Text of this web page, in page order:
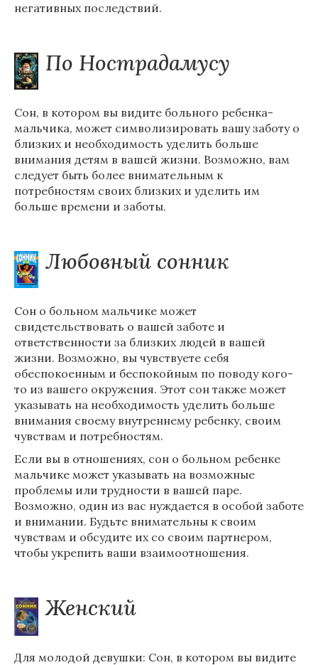
негативных последствий.
По Нострадамусу
Сон, в котором вы видите больного ребенка-
мальчика, может символизировать вашу заботу о
близких и необходимость уделить больше
внимания детям в вашей жизни. Возможно, вам
следует быть более внимательным к
потребностям своих близких и уделить им
больше времени и заботы.
Любовный сонник
Сон о больном мальчике может
свидетельствовать о вашей заботе и
ответственности за близких людей в вашей
жизни. Возможно, вы чувствуете себя
обеспокоенным и беспокойным по поводу кого-
то из вашего окружения. Этот сон также может
указывать на необходимость уделить больше
внимания своему внутреннему ребенку, своим
чувствам и потребностям.
Если вы в отношениях, сон о больном ребенке
мальчике может указывать на возможные
проблемы или трудности в вашей паре.
Возможно, один из вас нуждается в особой заботе
и внимании. Будьте внимательны к своим
чувствам и обсудите их со своим партнером,
чтобы укрепить ваши взаимоотношения.
Женский
Для молодой девушки: Сон, в котором вы видите